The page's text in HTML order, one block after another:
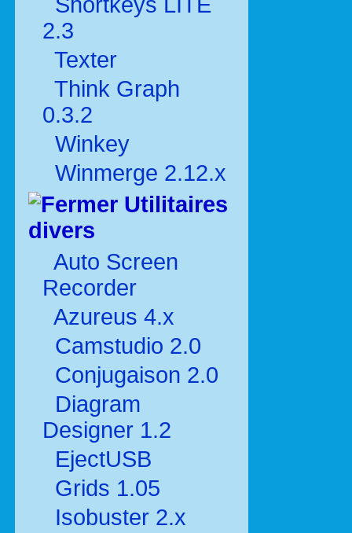
2.3
Texter
Think Graph
0.3.2
Winkey
Winmerge 2.12.x
Utilitaires
divers
Auto Screen
Recorder
Azureus 4.x
Camstudio 2.0
Conjugaison 2.0
Diagram
Designer 1.2
EjectUSB
Grids 1.05
Isobuster 2.x